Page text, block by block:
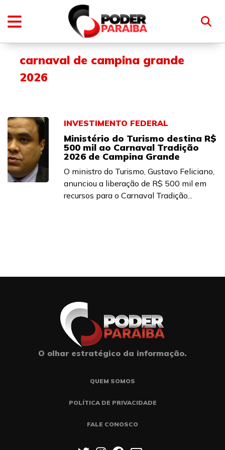
carnaval de campina grande
2026
INVESTIMENTO FEDERAL
Ministério do Turismo destina R$
500 mil ao Carnaval Tradição
2026 de Campina Grande
O ministro do Turismo, Gustavo Feliciano,
anunciou a liberação de R$ 500 mil em
recursos para o Carnaval Tradição...
O olhar estratégico da informação.
QUEM SOMOS
POLÍTICA DE PRIVACIDADE
FALE CONOSCO